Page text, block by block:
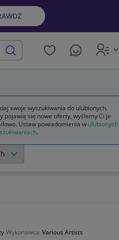
szukaj
Wykonawca: Various Artists
swoje wyszukiwania do ulubionych.
pojawią się nowe oferty, wyślemy Ci je
Ustaw powiadomienia w ulubionych
.